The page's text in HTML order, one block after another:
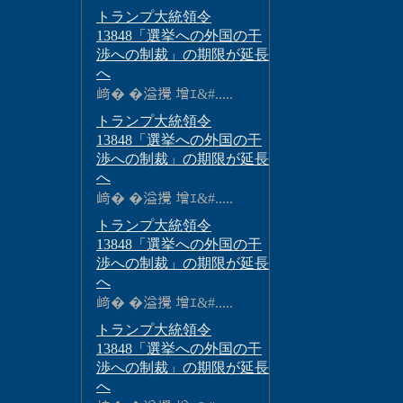
トランプ大統領令
13848「選挙への外国の干
渉への制裁」の期限が延長
へ
﨑� �溢攪 增ｴ&#.....
トランプ大統領令
13848「選挙への外国の干
渉への制裁」の期限が延長
へ
﨑� �溢攪 增ｴ&#.....
トランプ大統領令
13848「選挙への外国の干
渉への制裁」の期限が延長
へ
﨑� �溢攪 增ｴ&#.....
トランプ大統領令
13848「選挙への外国の干
渉への制裁」の期限が延長
へ